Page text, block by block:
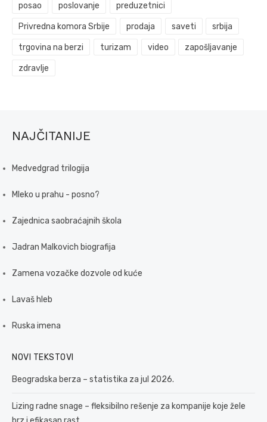
posao poslovanje preduzetnici
Privredna komora Srbije prodaja saveti srbija
trgovina na berzi turizam video zapošljavanje
zdravlje
NAJČITANIJE
Medvedgrad trilogija
Mleko u prahu - posno?
Zajednica saobraćajnih škola
Jadran Malkovich biografija
Zamena vozačke dozvole od kuće
Lavaš hleb
Ruska imena
NOVI TEKSTOVI
Beogradska berza – statistika za jul 2026.
Lizing radne snage – fleksibilno rešenje za kompanije koje žele